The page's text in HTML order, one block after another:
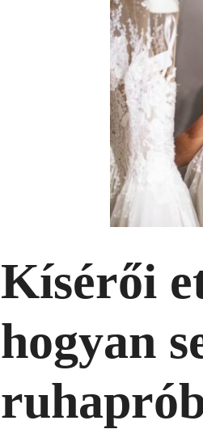
Kísérői
hogyan